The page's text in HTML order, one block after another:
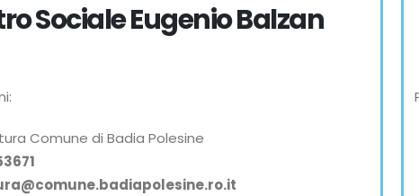
Sociale Eugenio Balzan
Comune di Badia Polesine